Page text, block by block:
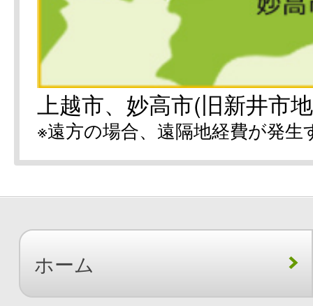
上越市、妙高市(旧新井市
※遠方の場合、遠隔地経費が発
ホーム